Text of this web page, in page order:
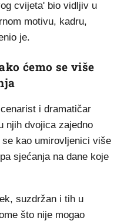
cvijeta' bio vidljiv u
motivu, kadru,
je.
ćemo se više
i dramatičar
njih dvojica zajedno
kao umirovljenici više
sjećanja na dane koje
suzdržan i tih u
što nije mogao